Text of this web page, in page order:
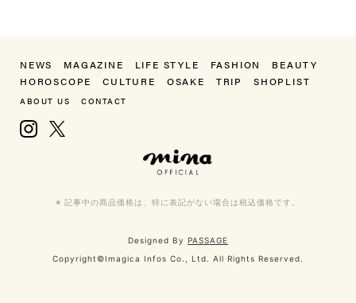
NEWS MAGAZINE LIFE STYLE FASHION
BEAUTY
HOROSCOPE
CULTURE OSAKE TRIP SHOPLIST
ABOUT US CONTACT
Instagram
※ 記事中の商品価格は、特に表記がない場合は税込価格です。
Designed By PASSAGE
Copyright©Imagica Infos Co., Ltd. All Rights Reserved.